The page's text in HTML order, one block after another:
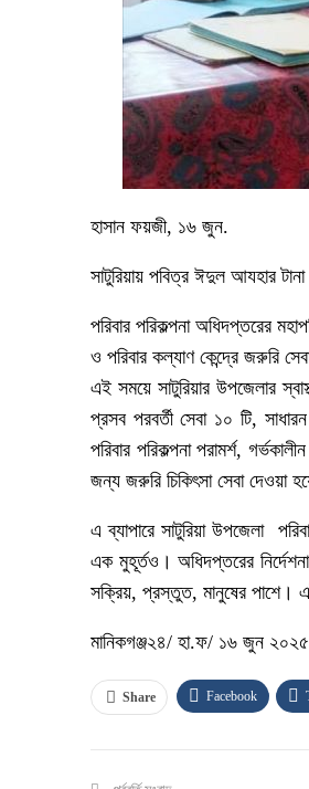
হাসান ফয়জী, ১৬ জুন.
সাটুরিয়ায় পবিত্র ঈদুল আযহার টানা
পরিবার পরিকল্পনা অধিদপ্তরের
ও পরিবার কল্যাণ কেন্দ্রে জরুরি
এই সময়ে সাটুরিয়ার উপজেলার
প্রসব পরবর্তী সেবা ১০ টি,
পরিবার পরিকল্পনা পরামর্শ,
জন্য জরুরি চিকিৎসা সেবা দেওয়া
এ ব্যাপারে সাটুরিয়া উপজেলা
এক মুহূর্তও। অধিদপ্তরের
সক্রিয়, প্রস্তুত, মানুষের পাশে।
মানিকগঞ্জ২৪/ হা.ফ/ ১৬ জুন
Share Facebook